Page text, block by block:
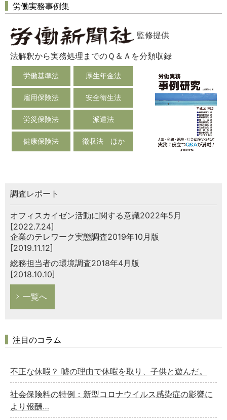
労働実務事例集
監修提供
法解釈から実務処理までのＱ＆Ａを分類収録
労働基準法 厚生年金法
雇用保険法 安全衛生法
労災保険法 派遣法
健康保険法 徴収法 ほか
調査レポート
オフィスカイゼン活動に関する意識2022年5月
[2022.7.24]
企業のテレワーク実態調査2019年10月版
[2019.11.12]
総務担当者の環境調査2018年4月版
[2018.10.10]
一覧へ
注目のコラム
不正な休暇？ 嘘の理由で休暇を取り、子供と遊んだ。
社会保険料の特例：新型コロナウイルス感染症の影響に
より報酬…